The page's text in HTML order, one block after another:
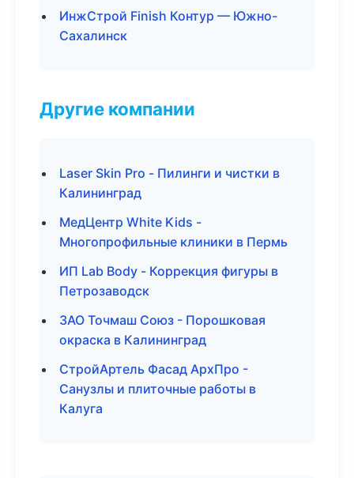
ИнжСтрой Finish Контур — Южно-
Сахалинск
Другие компании
Laser Skin Pro - Пилинги и чистки в
Калининград
МедЦентр White Kids -
Многопрофильные клиники в Пермь
ИП Lab Body - Коррекция фигуры в
Петрозаводск
ЗАО Точмаш Союз - Порошковая
окраска в Калининград
СтройАртель Фасад АрхПро -
Санузлы и плиточные работы в
Калуга